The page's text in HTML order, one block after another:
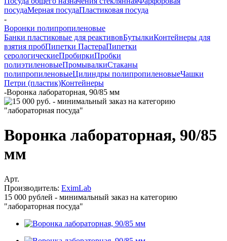
посудаМерная посудаПластиковая посуда
-
Воронки полипропиленовые
Банки пластиковые для реактивовБутылкиКонтейнеры для
взятия пробПипетки ПастераПипетки
серологическиеПробиркиПробки
полиэтиленовыеПромывалкиСтаканы
полипропиленовыеЦилиндры полипропиленовыеЧашки
Петри (пластик)Контейнеры
-Воронка лабораторная, 90/85 мм
Воронка лабораторная, 90/85
мм
Арт.
Производитель: EximLab
15 000 рублей - минимальный заказ на категорию
"лабораторная посуда"